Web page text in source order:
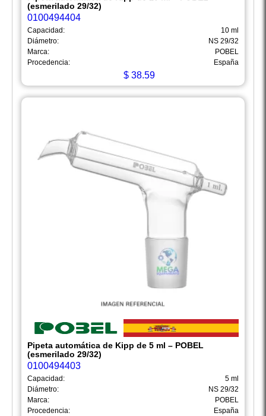
(esmerilado 29/32)
0100494404
Capacidad:
10 ml
Diámetro:
NS 29/32
Marca:
POBEL
Procedencia:
España
$38.59
Pipeta automática de Kipp de 5 ml – POBEL
(esmerilado 29/32)
0100494403
Capacidad:
5 ml
Diámetro:
NS 29/32
Marca:
POBEL
Procedencia:
España